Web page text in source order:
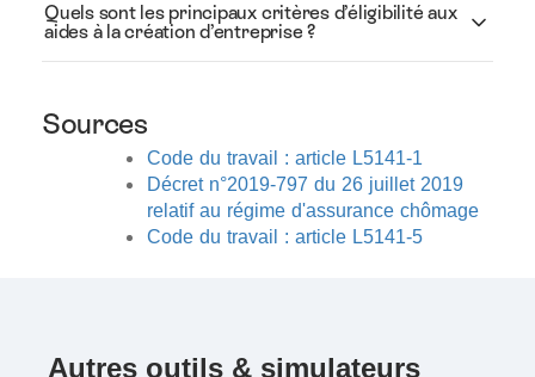
Quels sont les principaux critères d’éligibilité aux
aides à la création d’entreprise ?
Sources
Code du travail : article L5141-1
Décret n°2019-797 du 26 juillet 2019
relatif au régime d'assurance chômage
Code du travail : article L5141-5
Autres outils & simulateurs